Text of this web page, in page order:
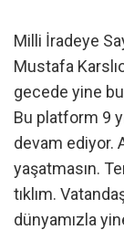
Milli İradeye
Mustafa
gecede yine
Bu platform 9
devam ediyor.
yaşatmasın.
tıklım.
dünyamızla